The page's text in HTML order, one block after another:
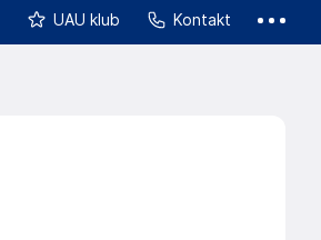
UAU klub Kontakt